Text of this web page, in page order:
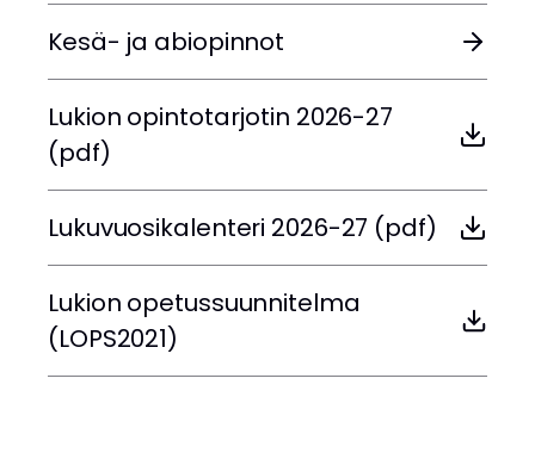
Kesä- ja abiopinnot
Lukion opintotarjotin 2026-27
(pdf)
Lukuvuosikalenteri 2026-27 (pdf)
Lukion opetussuunnitelma
(LOPS2021)